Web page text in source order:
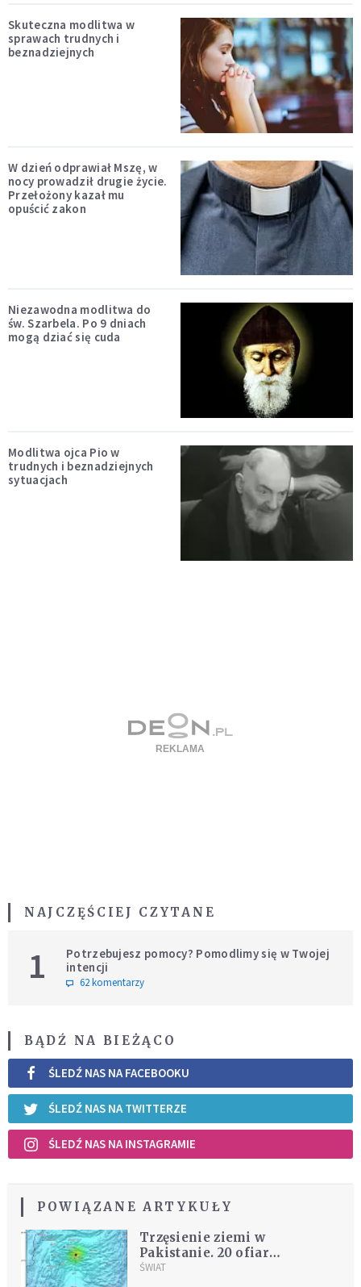
Skuteczna modlitwa w
sprawach trudnych i
beznadziejnych
W dzień odprawiał Mszę, w
nocy prowadził drugie życie.
Przełożony kazał mu
opuścić zakon
Niezawodna modlitwa do
św. Szarbela. Po 9 dniach
mogą dziać się cuda
Modlitwa ojca Pio w
trudnych i beznadziejnych
sytuacjach
NAJCZĘŚCIEJ CZYTANE
1
Potrzebujesz pomocy? Pomodlimy się w Twojej
intencji
62 komentarzy
BĄDŹ NA BIEŻĄCO
ŚLEDŹ NAS NA FACEBOOKU
ŚLEDŹ NAS NA TWITTERZE
ŚLEDŹ NAS NA INSTAGRAMIE
POWIĄZANE ARTYKUŁY
Trzęsienie ziemi w
Pakistanie. 20 ofiar
śmiertelnych, 200 rannych
ŚWIAT